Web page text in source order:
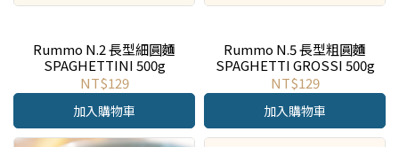
Rummo N.2 長型細圓麵
SPAGHETTINI 500g
NT$129
加入購物車
Rummo N.5 長型粗圓麵
SPAGHETTI GROSSI 500g
NT$129
加入購物車